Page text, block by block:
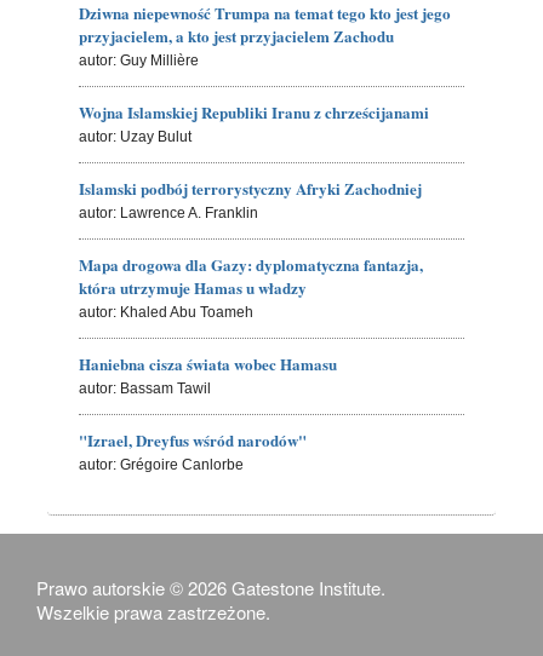
Dziwna niepewność Trumpa na temat tego kto jest jego
przyjacielem, a kto jest przyjacielem Zachodu
autor: Guy Millière
Wojna Islamskiej Republiki Iranu z chrześcijanami
autor: Uzay Bulut
Islamski podbój terrorystyczny Afryki Zachodniej
autor: Lawrence A. Franklin
Mapa drogowa dla Gazy: dyplomatyczna fantazja,
która utrzymuje Hamas u władzy
autor: Khaled Abu Toameh
Haniebna cisza świata wobec Hamasu
autor: Bassam Tawil
"Izrael, Dreyfus wśród narodów"
autor: Grégoire Canlorbe
Prawo autorskie © 2026 Gatestone Institute.
Wszelkie prawa zastrzeżone.